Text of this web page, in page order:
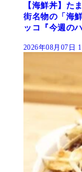
【海鮮丼】た
街名物の「海
ッコ『今週の
2026年08月07日